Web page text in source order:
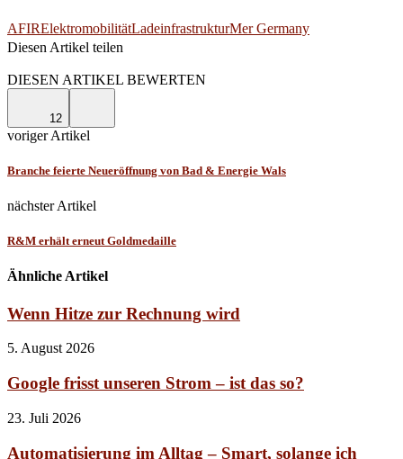
AFIRElektromobilitätLadeinfrastrukturMer Germany
Diesen Artikel teilen
DIESEN ARTIKEL BEWERTEN
12
voriger Artikel
Branche feierte Neueröffnung von Bad & Energie Wals
nächster Artikel
R&M erhält erneut Goldmedaille
Ähnliche Artikel
Wenn Hitze zur Rechnung wird
5. August 2026
Google frisst unseren Strom – ist das so?
23. Juli 2026
Automatisierung im Alltag – Smart, solange ich